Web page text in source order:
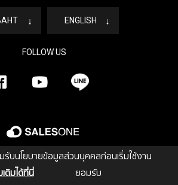
มรับนโยบายข้อมูลส่วนบุคคลก่อนเริ่มใช้งาน
ติมได้ที่นี่
ยอมรับ
↓ ENGLISH ↓
FOLLOW US